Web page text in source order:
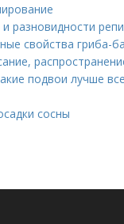
разновидности
свойства гриба-
подвои лучше
сосны